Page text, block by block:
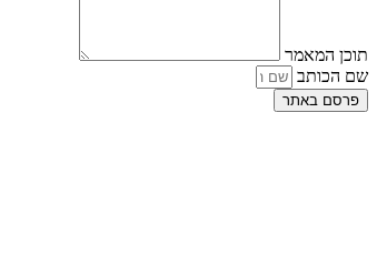
תוכן המאמר
שם הכותב
פרסם באתר